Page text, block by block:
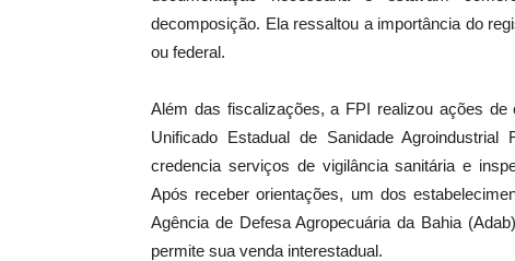
decomposição. Ela ressaltou a importância do
ou federal.
Além das fiscalizações, a FPI realizou ações
Unificado Estadual de Sanidade
credencia serviços de vigilância sanitária e
Após receber orientações, um dos
Agência de Defesa Agropecuária da Bahia
permite sua venda interestadual.